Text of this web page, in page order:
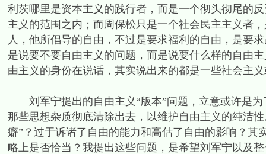
利茨哪里是资本主义的践行者，而是一个彻头彻尾的
主义的范围之内；而周保松只是一个社会民主主义者
人，他所倡导的自由，不过是要求福利的自由，是要
是说要不要自由主义的问题，而是说要什么样的自由
由主义的身份在说话，其实说出来的都是一些社会主
刘军宁提出的自由主义“版本”问题，立意或许是为
那些思想杂质彻底清除出去，以维护自由主义的纯洁
癖”？过于诉诸了自由的能力和高估了自由的影响？
略上是否恰当？我提出这些问题，是希望刘军宁以及